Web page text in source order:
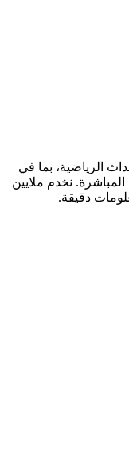
الرياضية، بما في
المباشرة. نخدم ملايين
دقيقة.